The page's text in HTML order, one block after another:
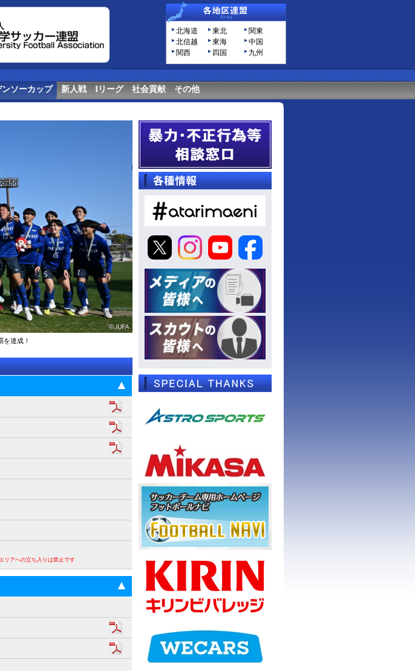
北海道 東北
関東
北信越
東海
中国
関西
四国 九州
ンソーカップ 新人戦 Iリーグ 社会貢献 その他
達成！
リアへの立ち入りは禁止です